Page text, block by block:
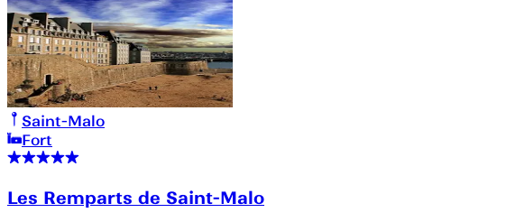
Saint-Malo
Fort
Les Remparts de Saint-Malo